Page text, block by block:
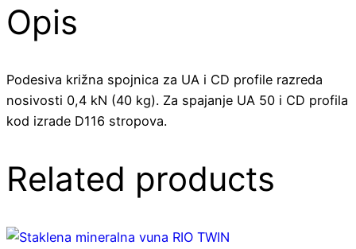
Križna
spojnica
Opis
Podesiva križna spojnica za UA i CD profile razreda
nosivosti 0,4 kN (40 kg). Za spajanje UA 50 i CD profila
kod izrade D116 stropova.
Related products